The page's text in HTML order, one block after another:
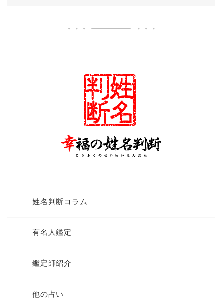
姓名判断コラム
有名人鑑定
鑑定師紹介
他の占い